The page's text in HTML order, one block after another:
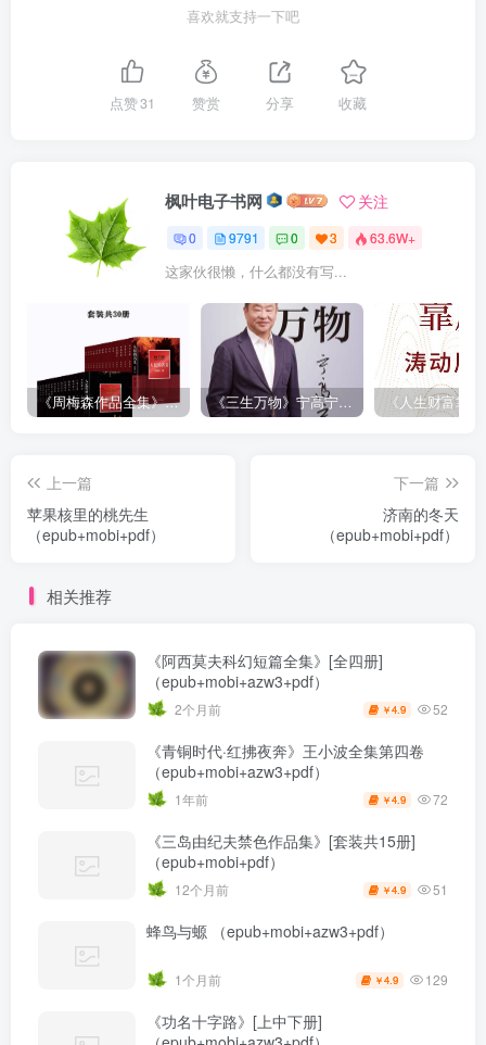
喜欢就支持一下吧
点赞31 赞赏 分享 收藏
枫叶电子书网 关注
0 9791 0 3 63.6W+
这家伙很懒，什么都没有写...
《周梅森作品全集》[共30册] 《三生万物》宁高宁（epub+mobi+azw3+pdf）
上一篇
苹果核里的桃先生
（epub+mobi+pdf）
下一篇
济南的冬天
（epub+mobi+pdf）
相关推荐
《阿西莫夫科幻短篇全集》[全四册]
（epub+mobi+azw3+pdf）
2个月前 ￥4.9 52
《青铜时代·红拂夜奔》王小波全集第四卷
（epub+mobi+azw3+pdf）
1年前 ￥4.9 72
《三岛由纪夫禁色作品集》[套装共15册]
（epub+mobi+pdf）
12个月前 ￥4.9 51
蜂鸟与螈 （epub+mobi+azw3+pdf）
1个月前 ￥4.9 129
《功名十字路》[上中下册]